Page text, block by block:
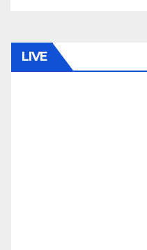
LIVE